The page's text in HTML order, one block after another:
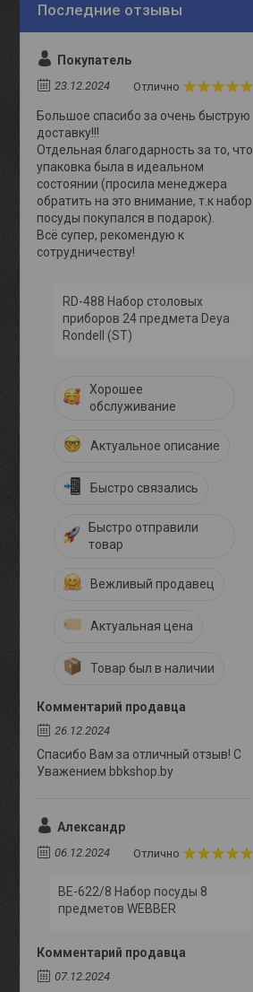
Покупатель
23.12.2024 Отлично
Большое спасибо за очень быструю
доставку!!!
Отдельная благодарность за то, что
упаковка была в идеальном
состоянии (просила менеджера
обратить на это внимание, т.к набор
посуды покупался в подарок).
Всё супер, рекомендую к
сотрудничеству!
RD-488 Набор столовых
приборов 24 предмета Deya
Rondell (ST)
Хорошее
обслуживание
Актуальное описание
Быстро связались
Быстро отправили
товар
Вежливый продавец
Актуальная цена
Товар был в наличии
Комментарий продавца
26.12.2024
Спасибо Вам за отличный отзыв! С
Уважением bbkshop.by
Александр
06.12.2024 Отлично
BE-622/8 Набор посуды 8
предметов WEBBER
Комментарий продавца
07.12.2024